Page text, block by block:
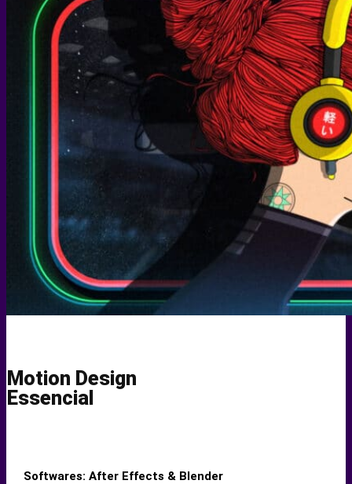
Motion Design
Essencial
Softwares: After Effects & Blender